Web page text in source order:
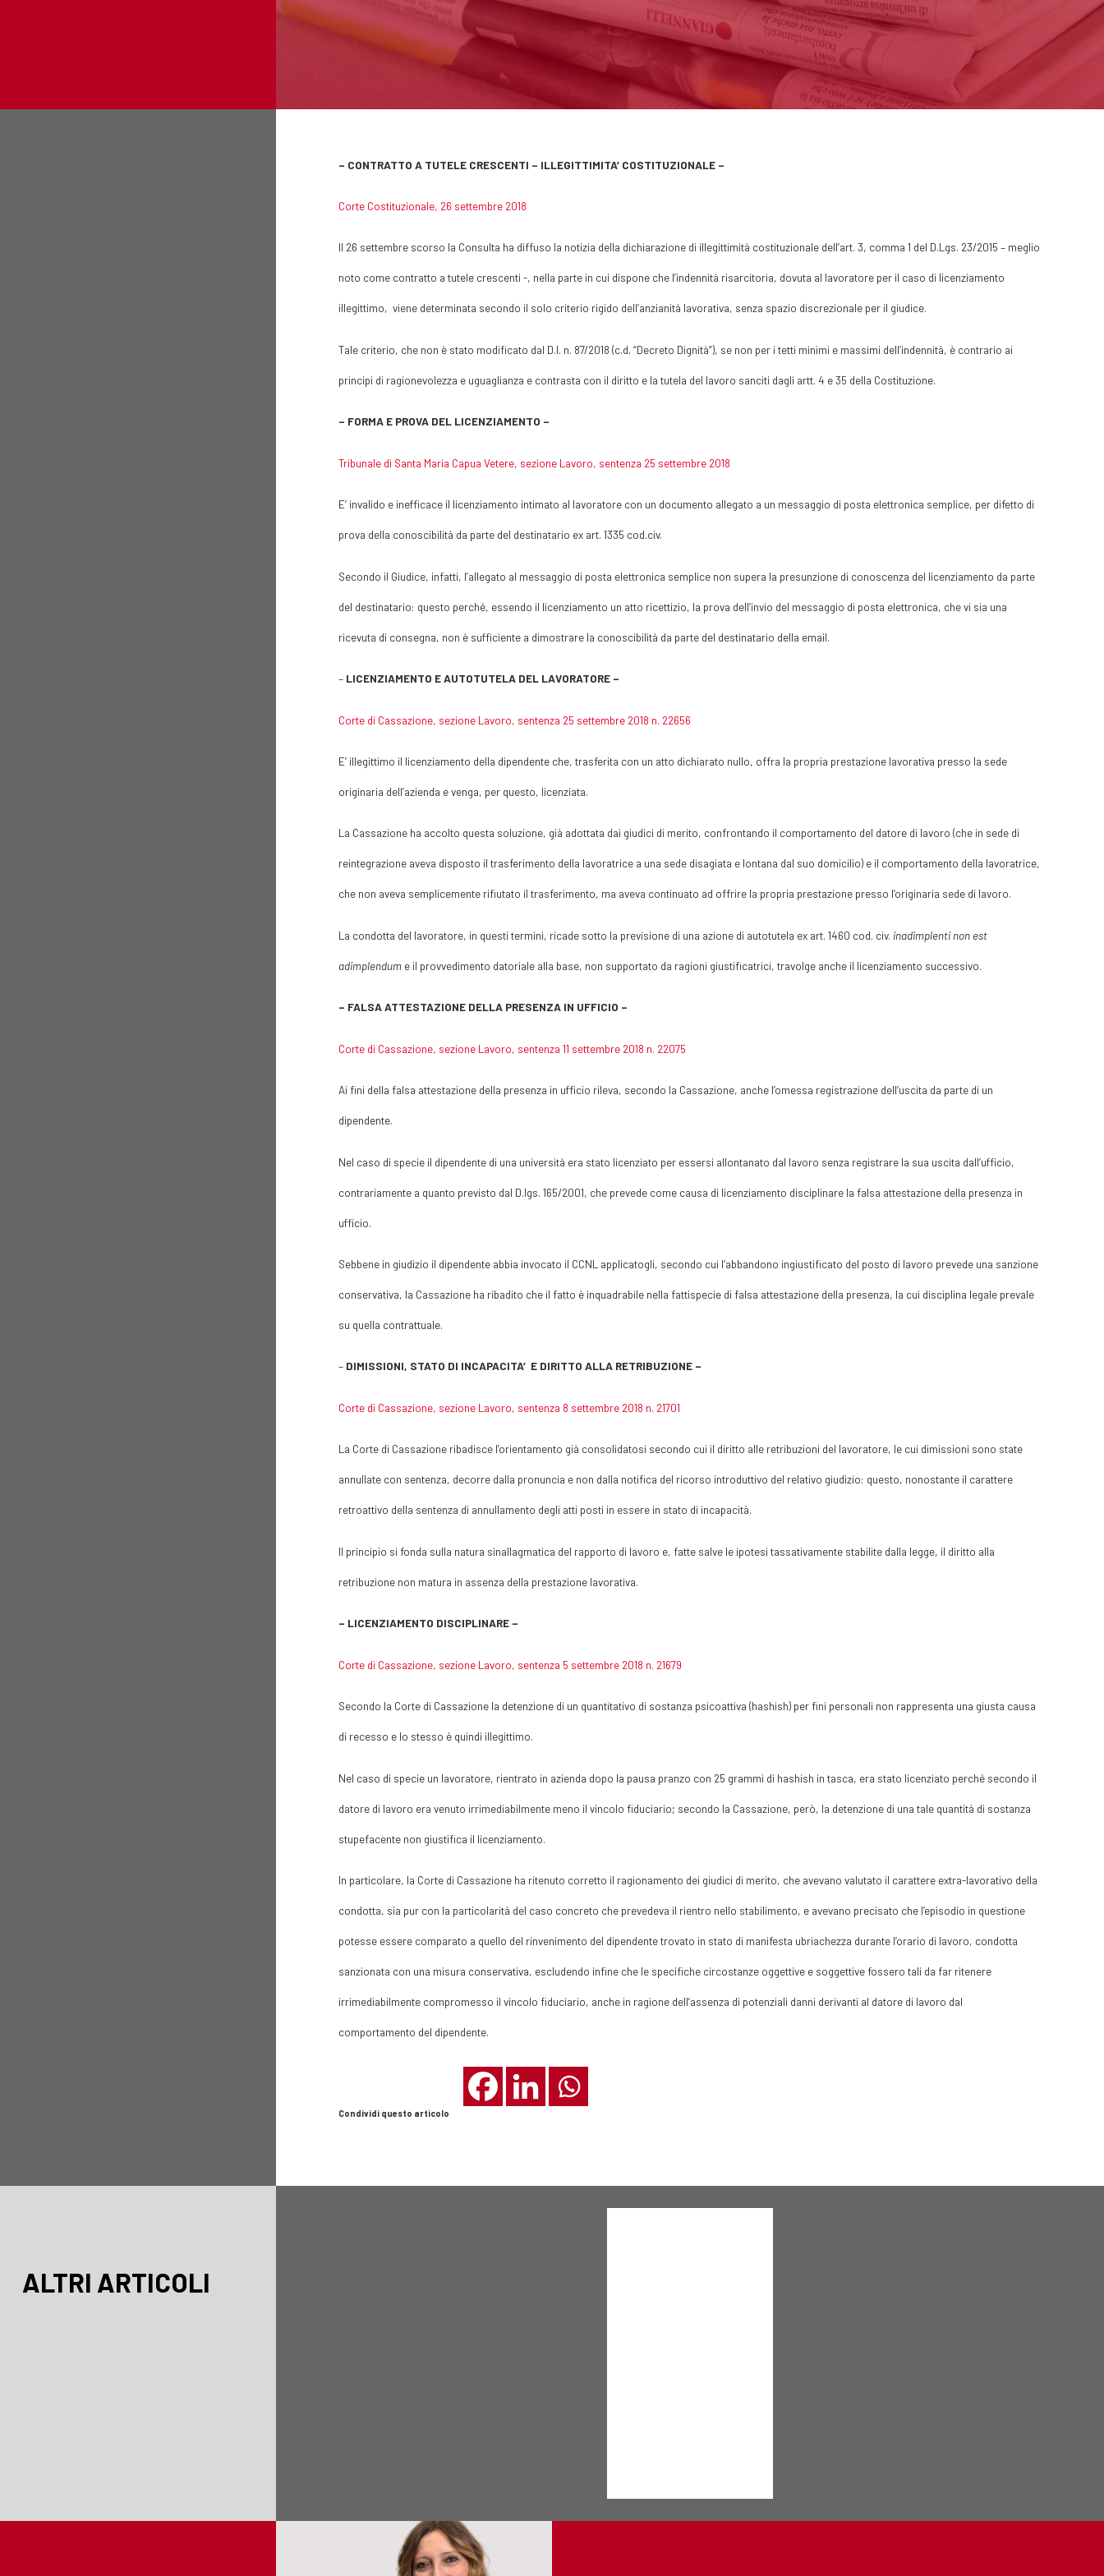
– CONTRATTO A TUTELE CRESCENTI – ILLEGITTIMITA’ COSTITUZIONALE –
Corte Costituzionale, 26 settembre 2018
Il 26 settembre scorso la Consulta ha diffuso la notizia della dichiarazione di illegittimità costituzionale dell’art. 3, comma 1 del D.Lgs. 23/2015 – meglio
noto come contratto a tutele crescenti -, nella parte in cui dispone che l’indennità risarcitoria, dovuta al lavoratore per il caso di licenziamento
illegittimo, viene determinata secondo il solo criterio rigido dell’anzianità lavorativa, senza spazio discrezionale per il giudice.
Tale criterio, che non è stato modificato dal D.l. n. 87/2018 (c.d. “Decreto Dignità”), se non per i tetti minimi e massimi dell’indennità, è contrario ai
principi di ragionevolezza e uguaglianza e contrasta con il diritto e la tutela del lavoro sanciti dagli artt. 4 e 35 della Costituzione.
– FORMA E PROVA DEL LICENZIAMENTO –
Tribunale di Santa Maria Capua Vetere, sezione Lavoro, sentenza 25 settembre 2018
E’ invalido e inefficace il licenziamento intimato al lavoratore con un documento allegato a un messaggio di posta elettronica semplice, per difetto di
prova della conoscibilità da parte del destinatario ex art. 1335 cod.civ.
Secondo il Giudice, infatti, l’allegato al messaggio di posta elettronica semplice non supera la presunzione di conoscenza del licenziamento da parte
del destinatario: questo perché, essendo il licenziamento un atto ricettizio, la prova dell’invio del messaggio di posta elettronica, che vi sia una
ricevuta di consegna, non è sufficiente a dimostrare la conoscibilità da parte del destinatario della email.
– LICENZIAMENTO E AUTOTUTELA DEL LAVORATORE –
Corte di Cassazione, sezione Lavoro, sentenza 25 settembre 2018 n. 22656
E’ illegittimo il licenziamento della dipendente che, trasferita con un atto dichiarato nullo, offra la propria prestazione lavorativa presso la sede
originaria dell’azienda e venga, per questo, licenziata.
La Cassazione ha accolto questa soluzione, già adottata dai giudici di merito, confrontando il comportamento del datore di lavoro (che in sede di
reintegrazione aveva disposto il trasferimento della lavoratrice a una sede disagiata e lontana dal suo domicilio) e il comportamento della lavoratrice,
che non aveva semplicemente rifiutato il trasferimento, ma aveva continuato ad offrire la propria prestazione presso l’originaria sede di lavoro.
La condotta del lavoratore, in questi termini, ricade sotto la previsione di una azione di autotutela ex art. 1460 cod. civ. inadimplenti non est
adimplendum e il provvedimento datoriale alla base, non supportato da ragioni giustificatrici, travolge anche il licenziamento successivo.
– FALSA ATTESTAZIONE DELLA PRESENZA IN UFFICIO –
Corte di Cassazione, sezione Lavoro, sentenza 11 settembre 2018 n. 22075
Ai fini della falsa attestazione della presenza in ufficio rileva, secondo la Cassazione, anche l’omessa registrazione dell’uscita da parte di un
dipendente.
Nel caso di specie il dipendente di una università era stato licenziato per essersi allontanato dal lavoro senza registrare la sua uscita dall’ufficio,
contrariamente a quanto previsto dal D.lgs. 165/2001, che prevede come causa di licenziamento disciplinare la falsa attestazione della presenza in
ufficio.
Sebbene in giudizio il dipendente abbia invocato il CCNL applicatogli, secondo cui l’abbandono ingiustificato del posto di lavoro prevede una sanzione
conservativa, la Cassazione ha ribadito che il fatto è inquadrabile nella fattispecie di falsa attestazione della presenza, la cui disciplina legale prevale
su quella contrattuale.
– DIMISSIONI, STATO DI INCAPACITA’ E DIRITTO ALLA RETRIBUZIONE –
Corte di Cassazione, sezione Lavoro, sentenza 8 settembre 2018 n. 21701
La Corte di Cassazione ribadisce l’orientamento già consolidatosi secondo cui il diritto alle retribuzioni del lavoratore, le cui dimissioni sono state
annullate con sentenza, decorre dalla pronuncia e non dalla notifica del ricorso introduttivo del relativo giudizio: questo, nonostante il carattere
retroattivo della sentenza di annullamento degli atti posti in essere in stato di incapacità.
Il principio si fonda sulla natura sinallagmatica del rapporto di lavoro e, fatte salve le ipotesi tassativamente stabilite dalla legge, il diritto alla
retribuzione non matura in assenza della prestazione lavorativa.
– LICENZIAMENTO DISCIPLINARE –
Corte di Cassazione, sezione Lavoro, sentenza 5 settembre 2018 n. 21679
Secondo la Corte di Cassazione la detenzione di un quantitativo di sostanza psicoattiva (hashish) per fini personali non rappresenta una giusta causa
di recesso e lo stesso è quindi illegittimo.
Nel caso di specie un lavoratore, rientrato in azienda dopo la pausa pranzo con 25 grammi di hashish in tasca, era stato licenziato perché secondo il
datore di lavoro era venuto irrimediabilmente meno il vincolo fiduciario; secondo la Cassazione, però, la detenzione di una tale quantità di sostanza
stupefacente non giustifica il licenziamento.
In particolare, la Corte di Cassazione ha ritenuto corretto il ragionamento dei giudici di merito, che avevano valutato il carattere extra-lavorativo della
condotta, sia pur con la particolarità del caso concreto che prevedeva il rientro nello stabilimento, e avevano precisato che l’episodio in questione
potesse essere comparato a quello del rinvenimento del dipendente trovato in stato di manifesta ubriachezza durante l’orario di lavoro, condotta
sanzionata con una misura conservativa, escludendo infine che le specifiche circostanze oggettive e soggettive fossero tali da far ritenere
irrimediabilmente compromesso il vincolo fiduciario, anche in ragione dell’assenza di potenziali danni derivanti al datore di lavoro dal
comportamento del dipendente.
Condividi questo articolo
ALTRI ARTICOLI